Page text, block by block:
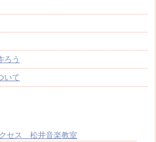
ろう
いて
セス 松井音楽教室